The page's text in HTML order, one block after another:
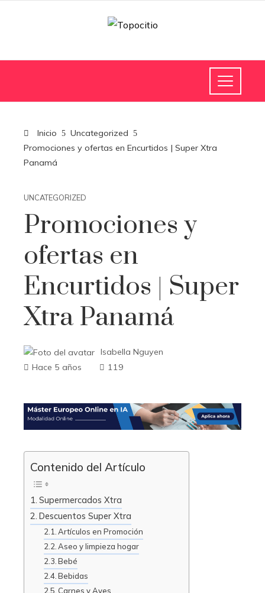
Inicio
Uncategorized
Promociones y ofertas en Encurtidos | Super Xtra
Panamá
UNCATEGORIZED
Promociones y
ofertas en
Encurtidos | Super
Xtra Panamá
Isabella Nguyen
Hace 5 años
119
Contenido del Artículo
Supermercados Xtra
Descuentos Super Xtra
Artículos en Promoción
Aseo y limpieza hogar
Bebé
Bebidas
Carnes y Aves